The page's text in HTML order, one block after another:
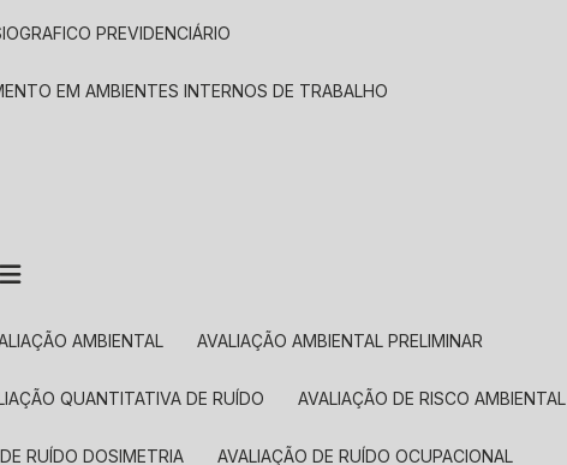
PREVIDENCIÁRIO
EM AMBIENTES INTERNOS DE TRABALHO
AMBIENTAL AVALIAÇÃO AMBIENTAL PRELIMINAR
QUANTITATIVA DE RUÍDO AVALIAÇÃO DE RISCO AMBIENTAL
DE RUÍDO DOSIMETRIA AVALIAÇÃO DE RUÍDO OCUPACIONAL